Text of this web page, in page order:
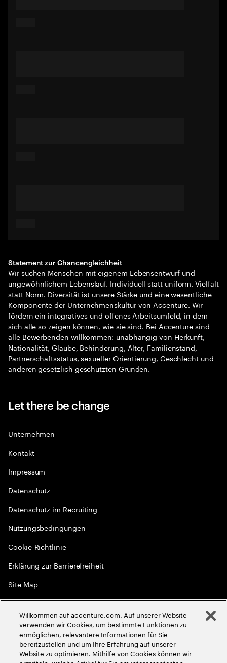
Statement zur Chancengleichheit
Wir suchen Menschen mit eigenem Lebensentwurf und
ungewöhnlichem Lebenslauf. Individuell statt uniform. Vielfalt
statt Norm. Diversität ist unsere Stärke und eine wesentliche
Komponente der Unternehmenskultur von Accenture. Wir
fördern ein integratives und offenes Arbeitsumfeld, in dem
sich alle so zeigen können, wie sie sind. Bei Accenture sind
alle Bewerbenden willkommen: unabhängig von Herkunft,
Nationalität, Glaube, Behinderung, Alter, Familienstand,
Partnerschaftsstatus, sexueller Orientierung, Geschlecht und
anderen gesetzlich geschützten Gründen.
Let there be change
Unternehmen
Kontakt
Impressum
Datenschutz
Datenschutz im Recruiting
Nutzungsbedingungen
Cookie-Richtlinie
Erklärung zur Barrierefreiheit
Site Map
Globale Meritokratie
2026Accenture. Alle Rechte vorbehalten
Willkommen auf accenture.com. Auf unserer Website
verwenden wir Cookies, um bestimmte Funktionen zu
ermöglichen, relevantere Informationen für Sie
bereitzustellen und um Ihre Erfahrung auf unserer
Website zu optimieren. Mithilfe von Cookies können wir